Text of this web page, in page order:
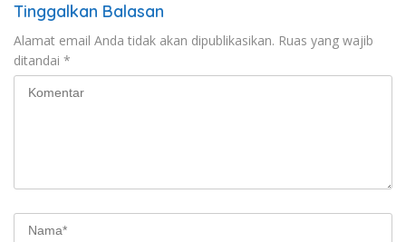
Tinggalkan Balasan
Alamat email Anda tidak akan dipublikasikan. Ruas yang wajib
ditandai *